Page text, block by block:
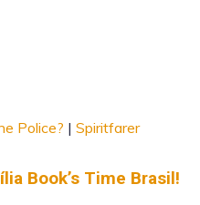
Police? | Spiritfarer
Book’s Time Brasil!